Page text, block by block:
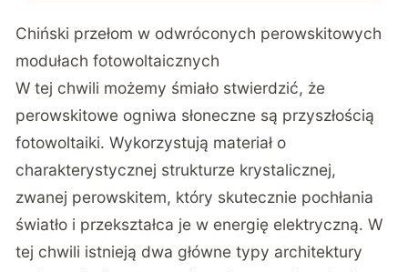
Chiński przełom w odwróconych perowskitowych
modułach fotowoltaicznych
W tej chwili możemy śmiało stwierdzić, że
perowskitowe ogniwa słoneczne są przyszłością
fotowoltaiki. Wykorzystują materiał o
charakterystycznej strukturze krystalicznej,
zwanej perowskitem, który skutecznie pochłania
światło i przekształca je w energię elektryczną. W
tej chwili istnieją dwa główne typy architektury